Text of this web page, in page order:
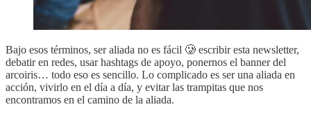
Bajo esos términos, ser aliada no es fácil 🥲 escribir esta newsletter,
debatir en redes, usar hashtags de apoyo, ponernos el banner del
arcoiris… todo eso es sencillo. Lo complicado es ser una aliada en
acción, vivirlo en el día a día, y evitar las trampitas que nos
encontramos en el camino de la aliada.